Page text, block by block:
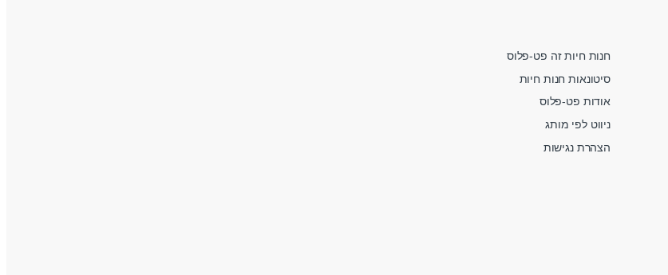
חנות חיות זה פט-פלוס
סיטונאות חנות חיות
אודות פט-פלוס
ניווט לפי מותג
הצהרת נגישות